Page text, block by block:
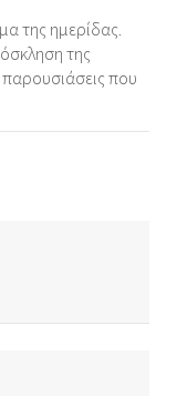
της ημερίδας.
της
παρουσιάσεις που